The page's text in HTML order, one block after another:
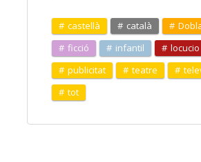
castellà català
ficció
infantil
locucio
publicitat
teatre
tot